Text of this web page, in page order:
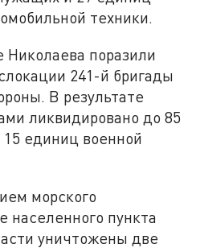
техники.
поразили
241-й бригады
В результате
ликвидировано до 85
15 единиц военной
морского
населенного пункта
уничтожены две